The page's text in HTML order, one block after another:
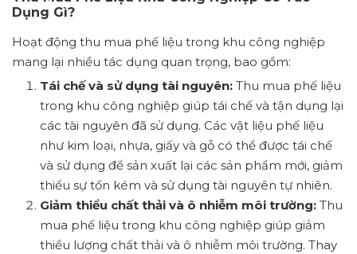
Dụng Gì?
Hoạt động thu mua phế liệu trong khu công nghiệp
mang lại nhiều tác dụng quan trọng, bao gồm:
Tái chế và sử dụng tài nguyên: Thu mua phế liệu
trong khu công nghiệp giúp tái chế và tận dụng lại
các tài nguyên đã sử dụng. Các vật liệu phế liệu
như kim loại, nhựa, giấy và gỗ có thể được tái chế
và sử dụng để sản xuất lại các sản phẩm mới, giảm
thiểu sự tốn kém và sử dụng tài nguyên tự nhiên.
Giảm thiểu chất thải và ô nhiễm môi trường: Thu
mua phế liệu trong khu công nghiệp giúp giảm
thiểu lượng chất thải và ô nhiễm môi trường. Thay